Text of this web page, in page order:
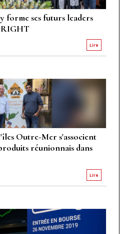
forme ses futurs leaders
Lire
Outre-Mer s'associent
réunionnais dans
Lire